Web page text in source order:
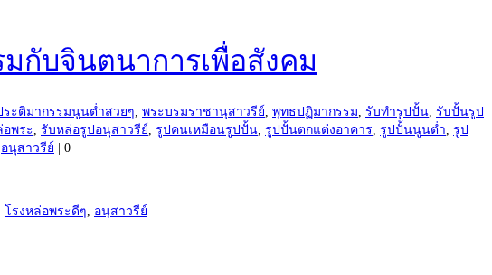
กับจินตนาการเพื่อสังคม
ระติมากรรมนูนต่ำสวยๆ, พระบรมราชานุสาวรีย์, พุทธปฏิมากรรม, รับทำรูปปั้น, รับปั้นรูป
พระ, รับหล่อรูปอนุสาวรีย์, รูปคนเหมือนรูปปั้น, รูปปั้นตกแต่งอาคาร, รูปปั้นนูนต่ำ, รูป
อนุสาวรีย์ 0
โรงหล่อพระดีๆ, อนุสาวรีย์